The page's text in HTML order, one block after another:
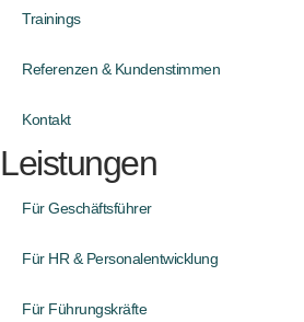
Trainings
Referenzen & Kundenstimmen
Kontakt
Leistungen
Für Geschäftsführer
Für HR & Personalentwicklung
Für Führungskräfte